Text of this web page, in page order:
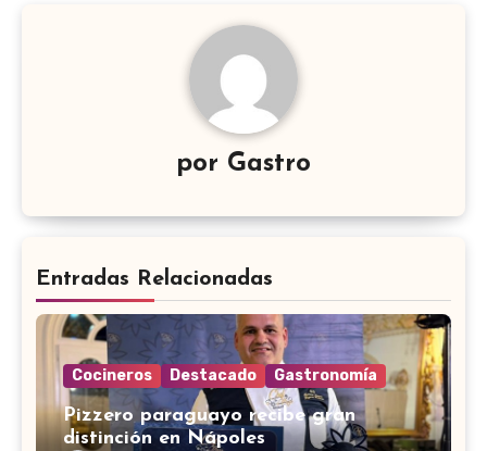
por Gastro
Entradas Relacionadas
Cocineros Destacado Gastronomía
Pizzero paraguayo recibe gran
distinción en Nápoles